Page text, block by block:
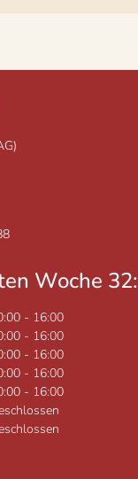
Woche 32:
- 16:00
- 16:00
- 16:00
- 16:00
- 16:00